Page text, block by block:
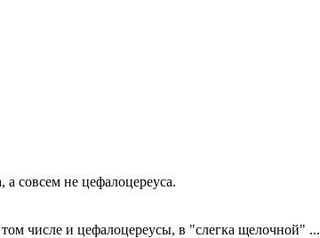
совсем не цефалоцереуса.
числе и цефалоцереусы, в "слегка щелочной" ...